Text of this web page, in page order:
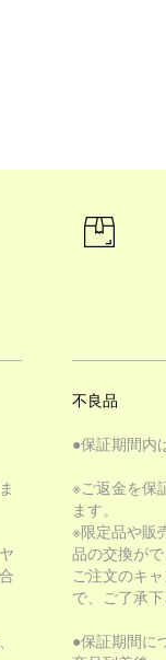
不良品
●保証期間内
※ご返金を保
ます。
※限定品や販
品の交換が
ご注文のキ
で、ご了承下
●保証期間に